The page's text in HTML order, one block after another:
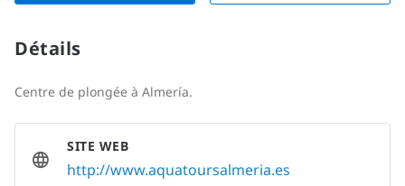
Détails
Centre de plongée à Almería.
SITE WEB
http://www.aquatoursalmeria.es